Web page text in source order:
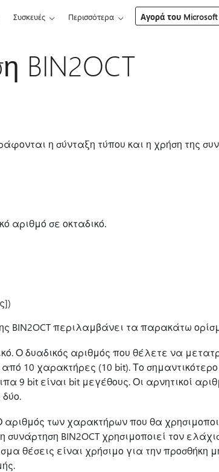
Συσκευές Περισσότερα Αγορά του Microsoft
BIN2OCT
η σύνταξη τύπου και η χρήση της
αριθμό σε οκταδικό.
BIN2OCT περιλαμβάνει τα παρακάτω
Ο δυαδικός αριθμός που θέλετε να
10 χαρακτήρες (10 bit). Το
9 bit είναι bit μεγέθους. Οι αρνητικοί
αριθμός των χαρακτήρων που θα
συνάρτηση BIN2OCT χρησιμοποιεί τον
θέσεις είναι χρήσιμο για την προσθήκη